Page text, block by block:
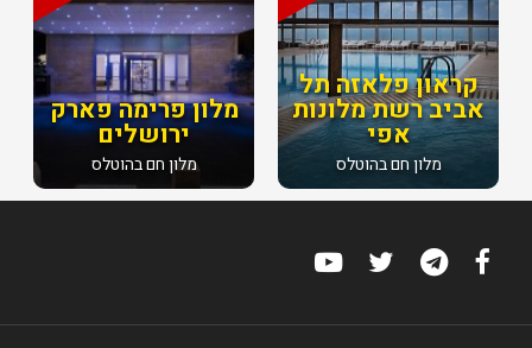
מלון פרימה פארק
ירושלים
מלון חם בהוטלס
קראון פלאזה תל
אביב רשת מלונות
אפי
מלון חם בהוטלס